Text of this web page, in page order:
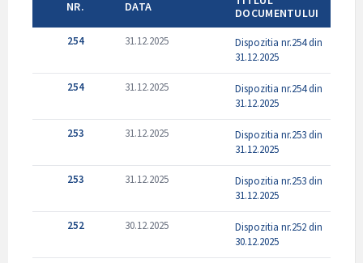
NR. DATA
DOCUMENTULUI
254 31.12.2025
Dispozitia nr.254 din
31.12.2025
254 31.12.2025
Dispozitia nr.254 din
31.12.2025
253 31.12.2025
Dispozitia nr.253 din
31.12.2025
253 31.12.2025
Dispozitia nr.253 din
31.12.2025
252 30.12.2025
Dispozitia nr.252 din
30.12.2025